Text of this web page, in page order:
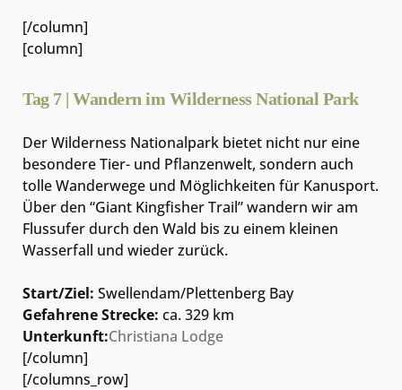
[/column]
[column]
Tag 7 | Wandern im Wilderness National Park
Der Wilderness Nationalpark bietet nicht nur eine
besondere Tier- und Pflanzenwelt, sondern auch
tolle Wanderwege und Möglichkeiten für Kanusport.
Über den “Giant Kingfisher Trail” wandern wir am
Flussufer durch den Wald bis zu einem kleinen
Wasserfall und wieder zurück.
Start/Ziel: Swellendam/Plettenberg Bay
Gefahrene Strecke: ca. 329 km
Unterkunft:Christiana Lodge
[/column]
[/columns_row]